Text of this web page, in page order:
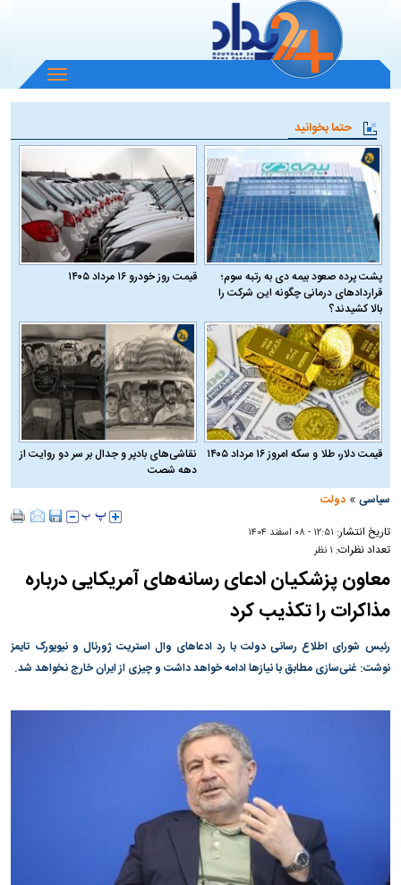
باز
و
منو
حتما بخوانید
پشت پرده صعود بیمه دی به رتبه سوم؛
قراردادهای درمانی چگونه این شرکت را
بالا کشیدند؟
قیمت روز خودرو ۱۶ مرداد ۱۴۰۵
قیمت دلار، طلا و سکه امروز ۱۶ مرداد ۱۴۰۵
نقاشی‌های بادپر و جدال بر سر دو روایت از
دهه شصت
سیاسی »دولت
تاریخ انتشار: ۱۲:۵۱ - ۰۸ اسفند ۱۴۰۴
تعداد نظرات: ۱ نظر
معاون پزشکیان ادعای رسانه‌های آمریکایی درباره
مذاکرات را تکذیب کرد
رئیس شورای اطلاع رسانی دولت با رد ادعاهای وال استریت ژورنال و نیویورک تایمز
نوشت: غنی‌سازی مطابق با نیازها ادامه خواهد داشت و چیزی از ایران خارج نخواهد شد.